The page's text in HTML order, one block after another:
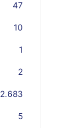
47
10
1
2
2.683
5